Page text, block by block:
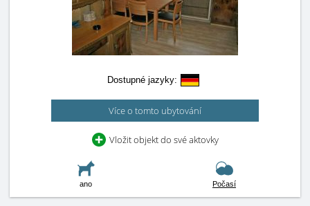
Dostupné jazyky:
Více o tomto ubytování
Vložit objekt do své aktovky
ano Počasí